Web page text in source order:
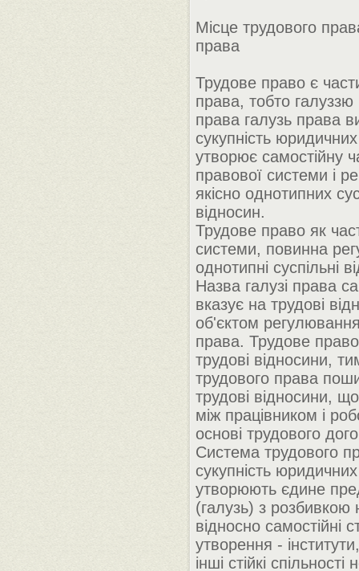
Місце трудового
права
Трудове право є
права, тобто галуззю
права галузь права
сукупність
утворює самостійну
правової системи і
якісно однотипних
відносин.
Трудове право як
системи, повинна
однотипні суспільні
Назва галузі права
вказує на трудові
об'єктом
права. Трудове
трудові відносини,
трудового права
трудові відносини,
між працівником і
основі трудового
Система трудового
сукупність
утворюють єдине
(галузь) з розбивкою
відносно самостійні
утворення -
інші стійкі